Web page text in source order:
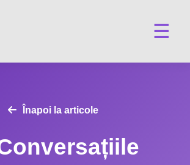
☰
Înapoi la articole